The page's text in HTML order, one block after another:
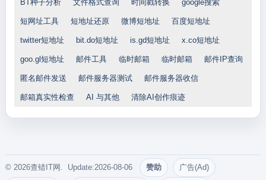
BT种子分析 文件格式查询 时间戳转换 google搜索
短网址工具 短地址还原 微博短地址 百度短地址
twitter短地址 bit.do短地址 is.gd短地址 x.co短地址
goo.gl短地址 邮件工具 临时邮箱 临时邮箱 邮件IP查询
匿名邮件发送 邮件服务器测试 邮件服务器收信
邮箱真实性检查 AI 与其他 清除AI创作痕迹
© 2026查错IT网. Update:2026-08-06 赞助 广告(Ad)